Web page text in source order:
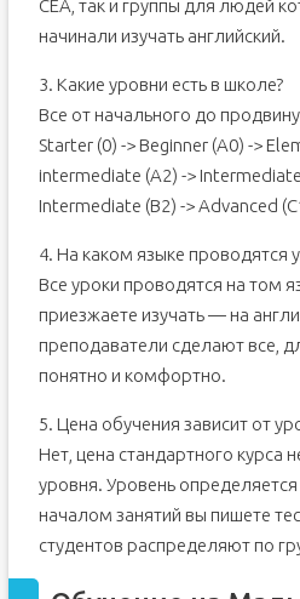
CEA, так и группы для людей
начинали изучать английский.
3. Какие уровни есть в школе?
Все от начального до
Starter (0) -> Beginner (A0) ->
intermediate (A2) ->
Intermediate (B2) -> Advanced
4. На каком языке проводятся
Все уроки проводятся на том
приезжаете изучать — на
преподаватели сделают все,
понятно и комфортно.
5. Цена обучения зависит от
Нет, цена стандартного курса
уровня. Уровень
началом занятий вы пишете
студентов распределяют по